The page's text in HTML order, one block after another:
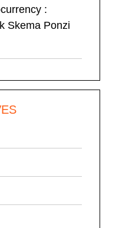
:
Skema Ponzi